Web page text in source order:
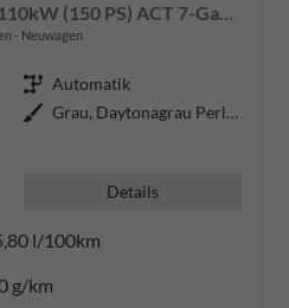
Neuwagen
Getriebe Automatik
Außenfarbe
Grau, Daytonagrau Perleffekt (6Y
Details
l/100km
g/km